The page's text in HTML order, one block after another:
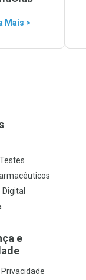
Mais >
e